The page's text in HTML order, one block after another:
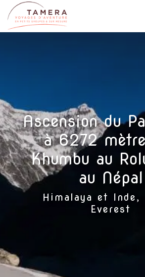
Aller
au
contenu
Ascension du
à 6272
Khumbu au
au Népal
Himalaya et Inde,
Everest